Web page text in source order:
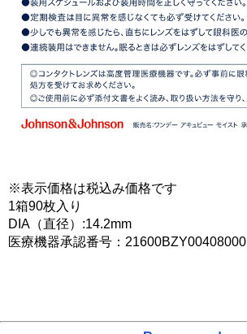
※表示価格は税込み価格です
1箱90枚入り
DIA（直径）:14.2mm
医療機器承認番号：21600BZY00408000